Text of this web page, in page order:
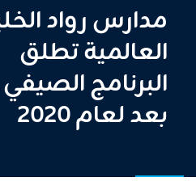
مدارس رواد
العالمية تطلق
البرنامج
بعد لعام 2020